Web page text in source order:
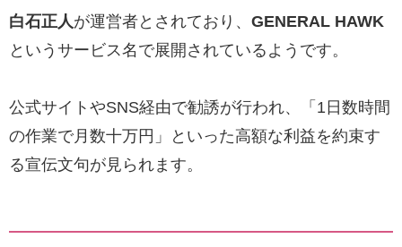
白石正人が運営者とされており、 GENERAL HAWK
というサービス名で展開されているようです。
公式サイトやSNS経由で勧誘が行われ、「1日数時間
の作業で月数十万円」といった高額な利益を約束す
る宣伝文句が見られます。